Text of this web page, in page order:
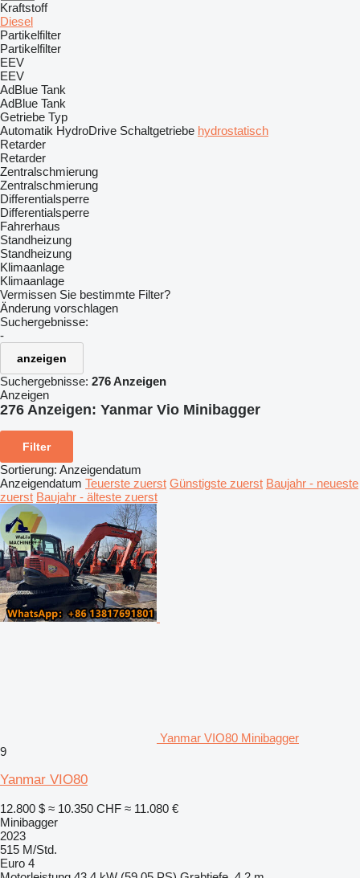
Kraftstoff
Diesel
Partikelfilter
Partikelfilter
EEV
EEV
AdBlue Tank
AdBlue Tank
Getriebe Typ
Automatik HydroDrive Schaltgetriebe hydrostatisch
Retarder
Retarder
Zentralschmierung
Zentralschmierung
Differentialsperre
Differentialsperre
Fahrerhaus
Standheizung
Standheizung
Klimaanlage
Klimaanlage
Vermissen Sie bestimmte Filter?
Änderung vorschlagen
Suchergebnisse:
-
anzeigen
Suchergebnisse: 276 Anzeigen
Anzeigen
276 Anzeigen: Yanmar Vio Minibagger
Filter
Sortierung: Anzeigendatum
Anzeigendatum Teuerste zuerst Günstigste zuerst Baujahr - neueste
zuerst Baujahr - älteste zuerst
Yanmar VIO80 Minibagger
9
Yanmar VIO80
12.800 $ ≈ 10.350 CHF ≈ 11.080 €
Minibagger
2023
515 M/Std.
Euro 4